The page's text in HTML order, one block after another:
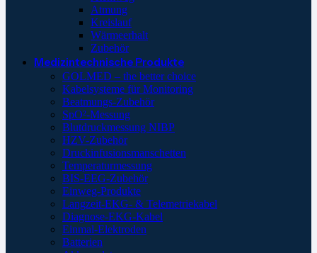
Atmung
Kreislauf
Wärmeerhalt
Zubehör
Medizintechnische Produkte
GOLMED – the better choice
Kabelsysteme für Monitoring
Beatmungs-Zubehör
SpO²-Messung
Blutdruckmessung NIBP
HZV-Zubehör
Druckinfusionsmanschetten
Temperaturmessung
BIS-EEG-Zubehör
Einweg-Produkte
Langzeit-EKG- & Telemetriekabel
Diagnose-EKG-Kabel
Einmal-Elektroden
Batterien